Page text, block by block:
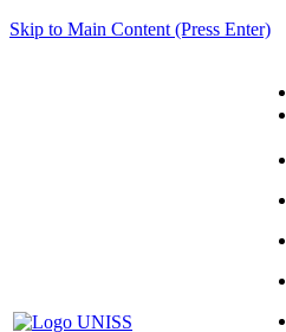
Skip to Main Content (Press Enter)